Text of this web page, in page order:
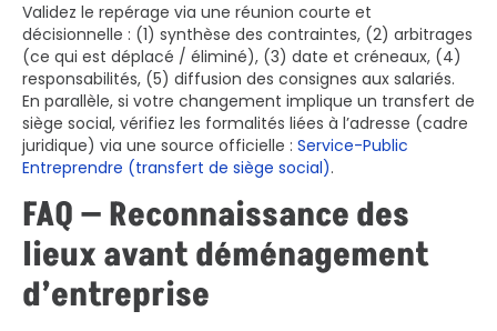
Validez le repérage via une réunion courte et
décisionnelle : (1) synthèse des contraintes, (2) arbitrages
(ce qui est déplacé / éliminé), (3) date et créneaux, (4)
responsabilités, (5) diffusion des consignes aux salariés.
En parallèle, si votre changement implique un transfert de
siège social, vérifiez les formalités liées à l’adresse (cadre
juridique) via une source officielle : Service-Public
Entreprendre (transfert de siège social).
FAQ — Reconnaissance des
lieux avant déménagement
d’entreprise